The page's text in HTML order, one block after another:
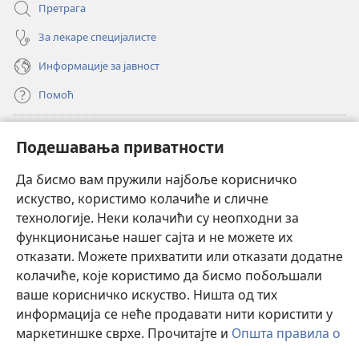
Подешавања приватности
Да бисмо вам пружили најбоље корисничко
искуство, користимо колачиће и сличне
технологије. Неки колачићи су неопходни за
функционисање нашег сајта и не можете их
отказати. Можете прихватити или отказати додатне
колачиће, које користимо да бисмо побољшали
ваше корисничко искуство. Ништа од тих
информација се неће продавати нити користити у
маркетиншке сврхе. Прочитајте и Општа правила о
Претрага
За лекаре специјалисте
Информације за јавност
Помоћ
(отвара
нови
прозор)ОНЛАЈН БИБЛИОТЕКА Watchtower
(отвара
нови
прозор)JW Hub®
(отвара
нови
прозор)JW Library
Watchtower Library ®